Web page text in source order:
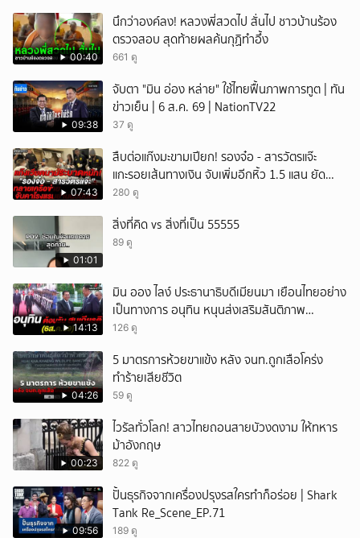
00:40
นึกว่าองค์ลง! หลวงพี่สวดไป สั่นไป ชาวบ้านร้อง
ตรวจสอบ สุดท้ายผลค้นกุฏิทำอึ้ง
661 ดู
09:38
จับตา "มิน อ่อง หล่าย" ใช้ไทยฟื้นภาพการทูต | ทัน
ข่าวเย็น | 6 ส.ค. 69 | NationTV22
37 ดู
07:43
สืบต่อแก๊งมะขามเปียก! รองจ๋อ - สารวัตรแจ๊ะ
แกะรอยเส้นทางเงิน จับเพิ่มอีกหิ้ว 1.5 แสน ยัด
สินบน
280 ดู
01:01
สิ่งที่คิด vs สิ่งที่เป็น 55555
89 ดู
14:13
มิน ออง ไลง์ ประธานาธิบดีเมียนมา เยือนไทยอย่าง
เป็นทางการ อนุทิน หนุนส่งเสริมสันติภาพ
เสถียรภาพชายแดน
126 ดู
04:26
5 มาตรการห้วยขาแข้ง หลัง จนท.ถูกเสือโคร่ง
ทำร้ายเสียชีวิต
59 ดู
00:23
ไวรัลทั่วโลก! สาวไทยถอนสายบัวงดงาม ให้ทหาร
ม้าอังกฤษ
822 ดู
09:56
ปั้นธุรกิจจากเครื่องปรุงรสใครทำก็อร่อย | Shark
Tank Re_Scene_EP.71
189 ดู